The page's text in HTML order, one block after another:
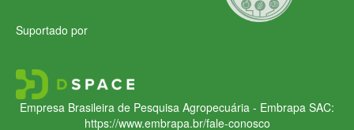
Suportado por
Empresa Brasileira de Pesquisa Agropecuária - Embrapa SAC:
https://www.embrapa.br/fale-conosco